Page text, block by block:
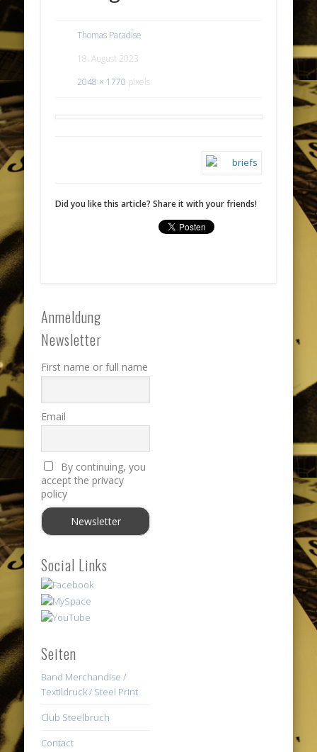
Thomas Paradise
18. August 2023
2048 × 1770 pixels
Did you like this article? Share it with your friends!
Anmeldung
Newsletter
First name or full name
Email
By continuing, you
accept the privacy
policy
Social Links
Seiten
Band Merchandise /
Textildruck / Steel Print
Club Steelbruch
Contact